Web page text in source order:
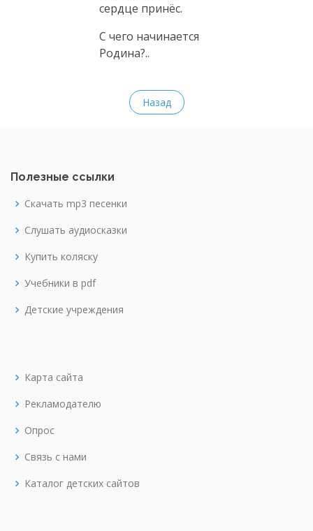
сердце принёс.
С чего начинается
Родина?..
Назад
Полезные ссылки
Скачать mp3 песенки
Слушать аудиосказки
Купить коляску
Учебники в pdf
Детские учреждения
Карта сайта
Рекламодателю
Опрос
Связь с нами
Каталог детских сайтов